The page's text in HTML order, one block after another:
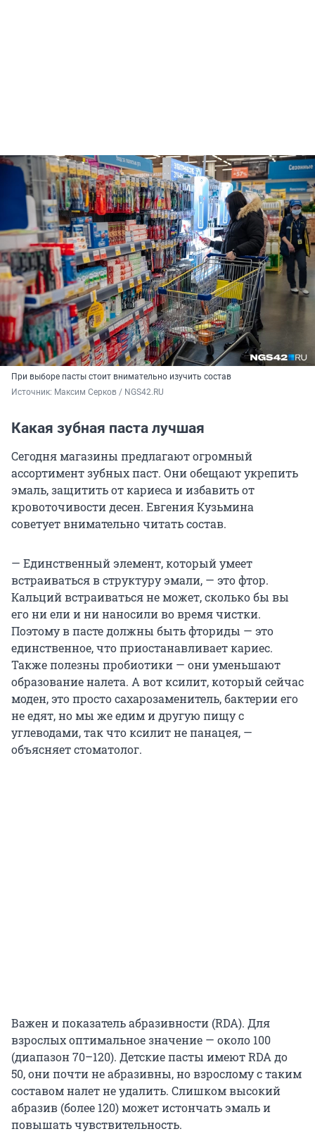
При выборе пасты стоит внимательно изучить состав
Источник: Максим Серков / NGS42.RU
Какая зубная паста лучшая
Сегодня магазины предлагают огромный
ассортимент зубных паст. Они обещают укрепить
эмаль, защитить от кариеса и избавить от
кровоточивости десен. Евгения Кузьмина
советует внимательно читать состав.
— Единственный элемент, который умеет
встраиваться в структуру эмали, — это фтор.
Кальций встраиваться не может, сколько бы вы
его ни ели и ни наносили во время чистки.
Поэтому в пасте должны быть фториды — это
единственное, что приостанавливает кариес.
Также полезны пробиотики — они уменьшают
образование налета. А вот ксилит, который сейчас
моден, это просто сахарозаменитель, бактерии его
не едят, но мы же едим и другую пищу с
углеводами, так что ксилит не панацея, —
объясняет стоматолог.
Важен и показатель абразивности (RDA). Для
взрослых оптимальное значение — около 100
(диапазон 70–120). Детские пасты имеют RDA до
50, они почти не абразивны, но взрослому с таким
составом налет не удалить. Слишком высокий
абразив (более 120) может истончать эмаль и
повышать чувствительность.